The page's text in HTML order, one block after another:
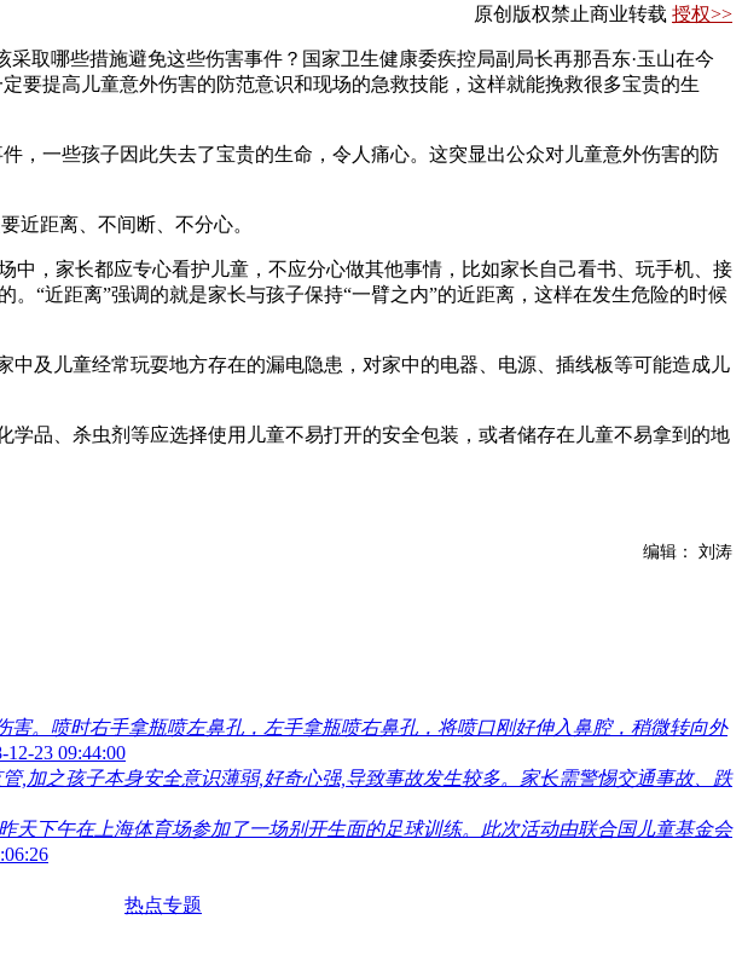
原创版权禁止商业转载 授权>>
哪些措施避免这些伤害事件？国家卫生健康委疾控局副局长再那吾东·玉山在今
要提高儿童意外伤害的防范意识和现场的急救技能，这样就能挽救很多宝贵的生
一些孩子因此失去了宝贵的生命，令人痛心。这突显出公众对儿童意外伤害的防
距离、不间断、不分心。
，家长都应专心看护儿童，不应分心做其他事情，比如家长自己看书、玩手机、接
“近距离”强调的就是家长与孩子保持“一臂之内”的近距离，这样在发生危险的时候
及儿童经常玩耍地方存在的漏电隐患，对家中的电器、电源、插线板等可能造成儿
品、杀虫剂等应选择使用儿童不易打开的安全包装，或者储存在儿童不易拿到的地
编辑： 刘涛
害。喷时右手拿瓶喷左鼻孔，左手拿瓶喷右鼻孔，将喷口刚好伸入鼻腔，稍微转向外
12-23 09:44:00
,加之孩子本身安全意识薄弱,好奇心强,导致事故发生较多。家长需警惕交通事故、跌
天下午在上海体育场参加了一场别开生面的足球训练。此次活动由联合国儿童基金会
热点专题